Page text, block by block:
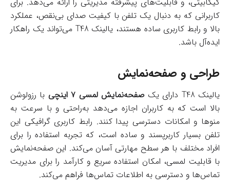
کاربرانی که به دنبال یک تلفن با کیفیت صدای بی‌نقص، عملکرد
بالا و رابط کاربری ساده هستند، یالینک T48 می‌تواند یک راهکار
ایده‌آل باشد.
طراحی و صفحه‌نمایش
یالینک T48 دارای یک صفحه‌نمایش لمسی ۷ اینچی
با رزولوشن
بالا است که به کاربران اجازه می‌دهد به‌راحتی و با سرعت به
منوها و امکانات دسترسی پیدا کنند. رابط کاربری گرافیکی این
تلفن بسیار کاربرپسند و ساده است، که تجربه استفاده را برای
افراد مختلف با هر سطح مهارتی آسان می‌کند. این صفحه‌نمایش
با قابلیت لمسی، امکان استفاده سریع و کارآمد را برای مدیریت
تماس‌ها و دسترسی به اطلاعات تماس‌ها فراهم می‌کند.